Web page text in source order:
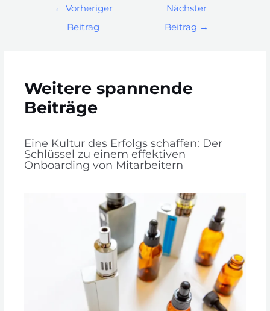
← Vorheriger
Beitrag
Nächster
Beitrag →
Weitere spannende
Beiträge
Eine Kultur des Erfolgs schaffen: Der
Schlüssel zu einem effektiven
Onboarding von Mitarbeitern